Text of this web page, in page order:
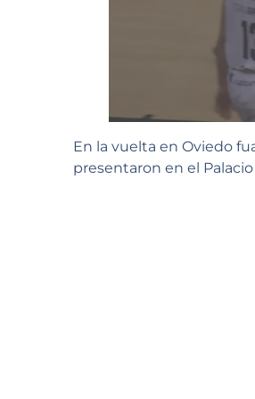
En la vuelta en Oviedo
presentaron en el